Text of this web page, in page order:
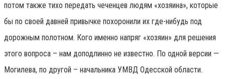
потом также тихо передать чеченцев людям «хозяина», которые
бы по своей давней привычке похоронили их где-нибудь под
дорожным полотном. Кого именно напряг «хозяин» для решения
этого вопроса – нам доподлинно не известно. По одной версии —
Могилева, по другой – начальника УМВД Одесской области.